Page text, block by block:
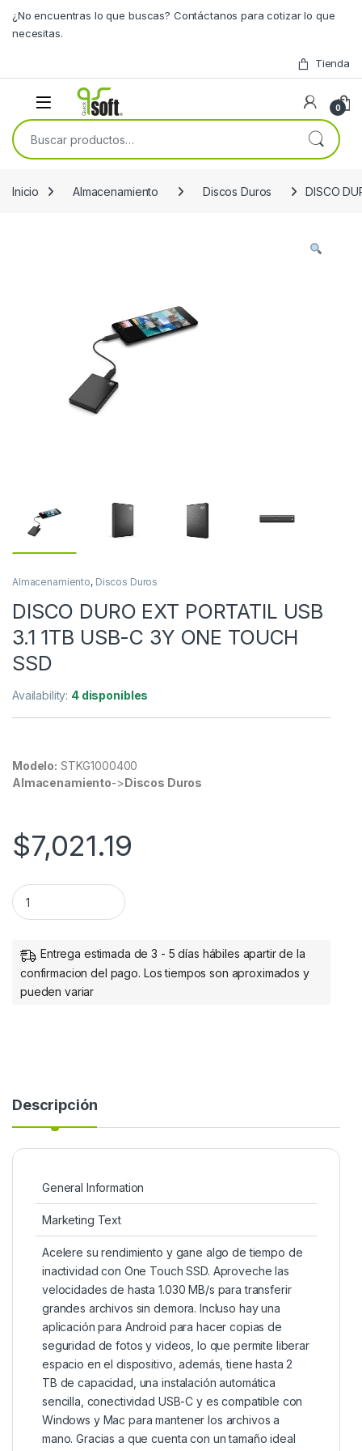
¿No encuentras lo que buscas? Contáctanos para cotizar lo que
necesitas.
Tienda
0
Buscar por:
Inicio Almacenamiento Discos Duros DISCO
Almacenamiento, Discos Duros
DISCO DURO EXT PORTATIL USB
3.1 1TB USB-C 3Y ONE TOUCH
SSD
Availability: 4 disponibles
Modelo: STKG1000400
Almacenamiento-> Discos Duros
$7,021.19
DISCO DURO EXT PORTATIL USB 3.1 1TB USB-C 3Y ONE
Entrega estimada de 3 - 5 días hábiles apartir de la
confirmacion del pago. Los tiempos son aproximados y
pueden variar
Descripción
General Information
Marketing Text
Acelere su rendimiento y gane algo de tiempo de
inactividad con One Touch SSD. Aproveche las
velocidades de hasta 1.030 MB/s para transferir
grandes archivos sin demora. Incluso hay una
aplicación para Android para hacer copias de
seguridad de fotos y videos, lo que permite liberar
espacio en el dispositivo, además, tiene hasta 2
TB de capacidad, una instalación automática
sencilla, conectividad USB-C y es compatible con
Windows y Mac para mantener los archivos a
mano. Gracias a que cuenta con un tamaño ideal